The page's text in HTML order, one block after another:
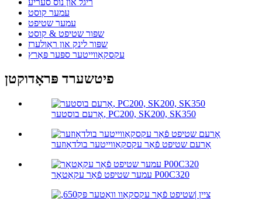
עמער קוסט
עמער שטיפט
שפּור שטיפט & קוסט
שפּור לינק און ראָולערז
עקסקאַווייטער ספּער פּאַרץ
פיטשערד פּראָדוקטן
אָרעם בוסטער, PC200, SK200, SK350
אָרעם שטיפט פֿאַר עקסקאַווייטער בולדאָוזער
עמער שטיפט פֿאַר עקאַטאָר P00C320